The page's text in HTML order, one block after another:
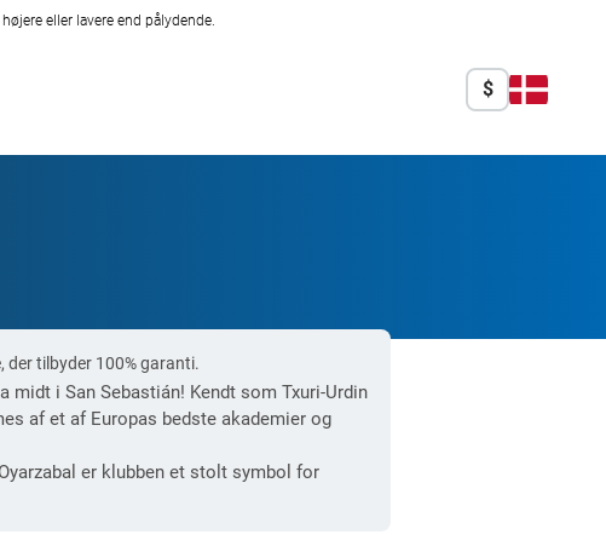
eller lavere end pålydende.
$
tilbyder 100% garanti.
i San Sebastián! Kendt som Txuri-Urdin
af et af Europas bedste akademier og
er klubben et stolt symbol for